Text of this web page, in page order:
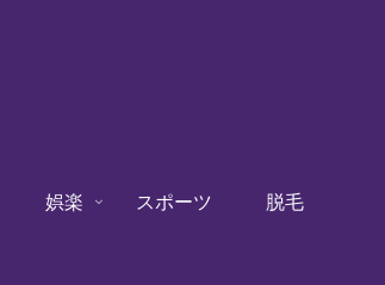
娯楽 スポーツ 脱毛